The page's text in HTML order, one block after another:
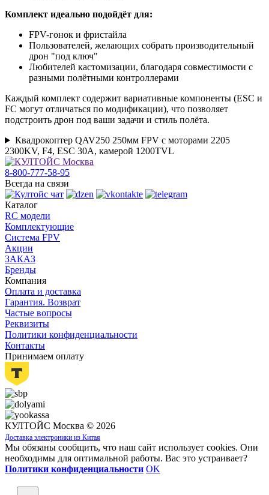
Комплект идеально подойдёт для:
FPV-гонок и фристайла
Пользователей, желающих собрать производительный
дрон "под ключ"
Любителей кастомизации, благодаря совместимости с
разными полётными контроллерами
Каждый комплект содержит вариативные компоненты (ESC и
FC могут отличаться по модификации), что позволяет
подстроить дрон под ваши задачи и стиль полёта.
Квадрокоптер QAV250 250мм FPV с моторами 2205
2300KV, F4, ESC 30A, камерой 1200TVL
8-800-777-58-95
Всегда на связи
Каталог
RC модели
Комплектующие
Система FPV
Акции
ЗАКАЗ
Бренды
Компания
Оплата и доставка
Гарантия. Возврат
Частые вопросы
Реквизиты
Политики конфиденциальности
Контакты
Принимаем оплату
КУЛТОЙС Москва © 2026
Доставка электроники из Китая
Мы обязаны сообщить, что наш сайт использует cookies. Они
необходимы для оптимальной работы. Вас это устраивает?
Политики конфиденциальности OK